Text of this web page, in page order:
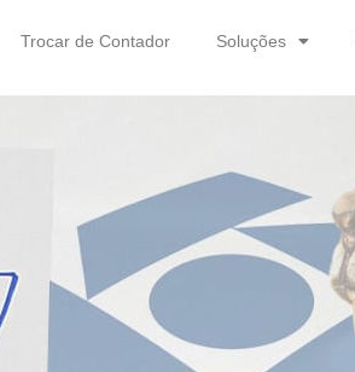
Trocar de Contador Soluções